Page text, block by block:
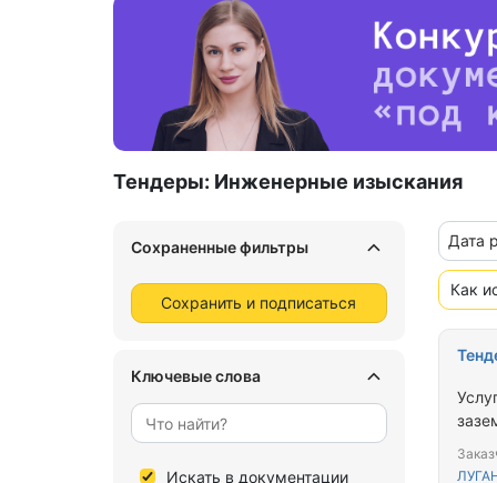
Тендеры: Инженерные изыскания
Сохраненные фильтры
Сохранить и подписаться
Ключевые слова
Искать в документации
Дата
Как